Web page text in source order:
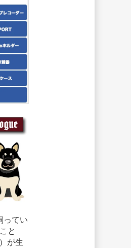
ってい
と
が生